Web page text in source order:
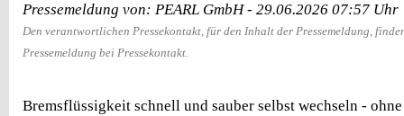
Pressemeldung von: PEARL GmbH - 29.06.2026 07:57 Uhr
Den verantwortlichen Pressekontakt, für den Inhalt der Pressemeldung,
Pressemeldung bei Pressekontakt.
Bremsflüssigkeit schnell und sauber selbst wechseln -